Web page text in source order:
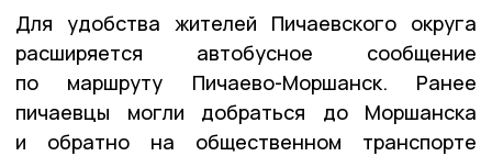
Для удобства жителей Пичаевского округа
расширяется автобусное сообщение
по маршруту Пичаево-Моршанск. Ранее
пичаевцы могли добраться до Моршанска
и обратно на общественном транспорте